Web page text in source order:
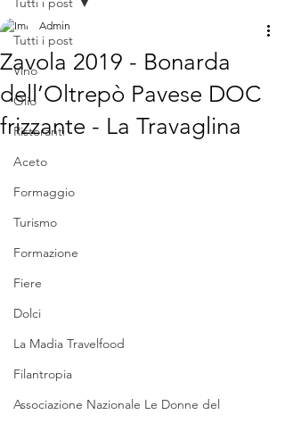
Tutti i post
Vino
Olio
Ristoranti
Aceto
Formaggio
Turismo
Formazione
Fiere
Dolci
La Madia Travelfood
Filantropia
Associazione Nazionale Le Donne del
Zavola 2019 - Bonarda
dell’Oltrepò Pavese DOC
frizzante - La Travaglina
Admin